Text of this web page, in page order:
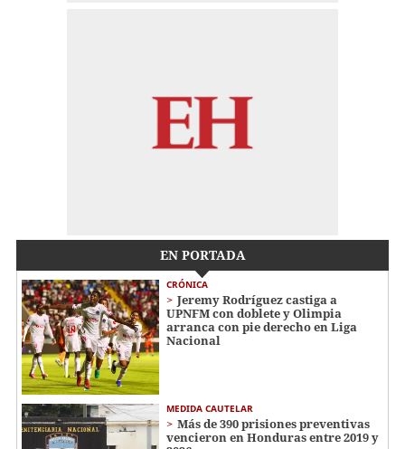
EN PORTADA
CRÓNICA
Jeremy Rodríguez castiga a
UPNFM con doblete y Olimpia
arranca con pie derecho en Liga
Nacional
MEDIDA CAUTELAR
Más de 390 prisiones preventivas
vencieron en Honduras entre 2019 y